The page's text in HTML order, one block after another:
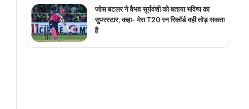
जोस बटलर ने वैभव सूर्यवंशी को बताया भविष्य का
सुपरस्टार, कहा- मेरा T20 रन रिकॉर्ड वही तोड़ सकता
है